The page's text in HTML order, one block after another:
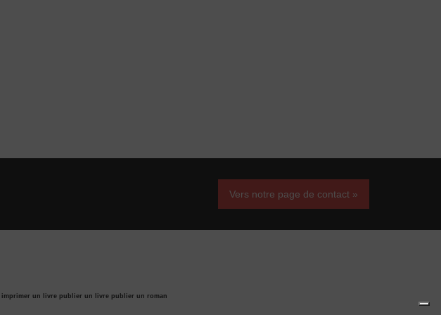
Vers notre page de contact »
imprimer un livre publier un livre publier un roman